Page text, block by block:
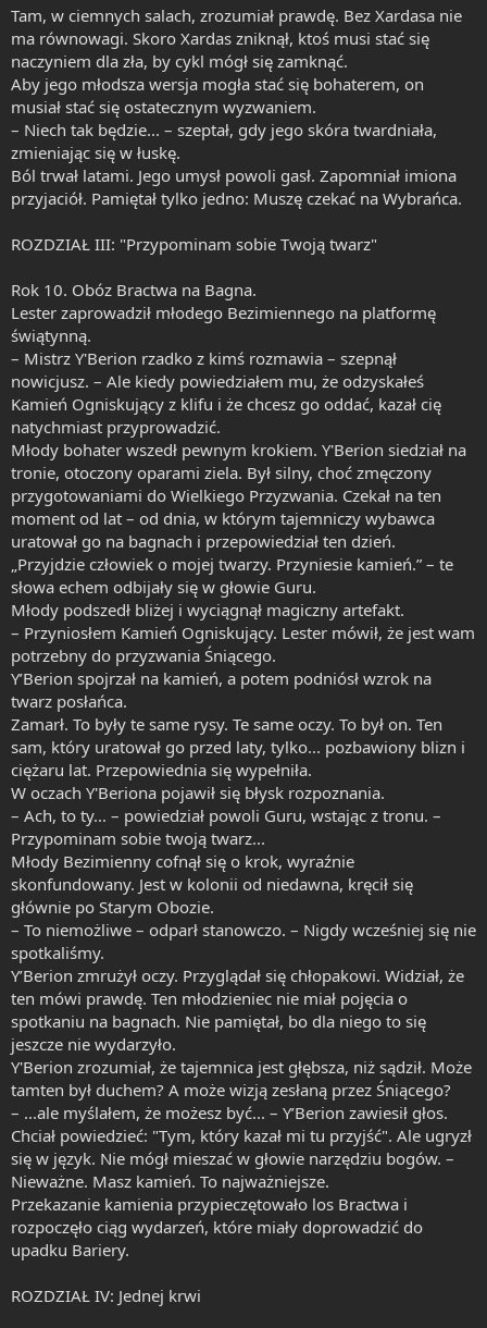
Tam, w ciemnych salach, zrozumiał prawdę. Bez Xardasa nie
ma równowagi. Skoro Xardas zniknął, ktoś musi stać się
naczyniem dla zła, by cykl mógł się zamknąć.
Aby jego młodsza wersja mogła stać się bohaterem, on
musiał stać się ostatecznym wyzwaniem.
– Niech tak będzie... – szeptał, gdy jego skóra twardniała,
zmieniając się w łuskę.
Ból trwał latami. Jego umysł powoli gasł. Zapomniał imiona
przyjaciół. Pamiętał tylko jedno: Muszę czekać na Wybrańca.
ROZDZIAŁ III: "Przypominam sobie Twoją twarz"
Rok 10. Obóz Bractwa na Bagna.
Lester zaprowadził młodego Bezimiennego na platformę
świątynną.
– Mistrz Y'Berion rzadko z kimś rozmawia – szepnął
nowicjusz. – Ale kiedy powiedziałem mu, że odzyskałeś
Kamień Ogniskujący z klifu i że chcesz go oddać, kazał cię
natychmiast przyprowadzić.
Młody bohater wszedł pewnym krokiem. Y'Berion siedział na
tronie, otoczony oparami ziela. Był silny, choć zmęczony
przygotowaniami do Wielkiego Przyzwania. Czekał na ten
moment od lat – od dnia, w którym tajemniczy wybawca
uratował go na bagnach i przepowiedział ten dzień.
„Przyjdzie człowiek o mojej twarzy. Przyniesie kamień.” – te
słowa echem odbijały się w głowie Guru.
Młody podszedł bliżej i wyciągnął magiczny artefakt.
– Przyniosłem Kamień Ogniskujący. Lester mówił, że jest wam
potrzebny do przyzwania Śniącego.
Y’Berion spojrzał na kamień, a potem podniósł wzrok na
twarz posłańca.
Zamarł. To były te same rysy. Te same oczy. To był on. Ten
sam, który uratował go przed laty, tylko... pozbawiony blizn i
ciężaru lat. Przepowiednia się wypełniła.
W oczach Y'Beriona pojawił się błysk rozpoznania.
– Ach, to ty... – powiedział powoli Guru, wstając z tronu. –
Przypominam sobie twoją twarz...
Młody Bezimienny cofnął się o krok, wyraźnie
skonfundowany. Jest w kolonii od niedawna, kręcił się
głównie po Starym Obozie.
– To niemożliwe – odparł stanowczo. – Nigdy wcześniej się nie
spotkaliśmy.
Y’Berion zmrużył oczy. Przyglądał się chłopakowi. Widział, że
ten mówi prawdę. Ten młodzieniec nie miał pojęcia o
spotkaniu na bagnach. Nie pamiętał, bo dla niego to się
jeszcze nie wydarzyło.
Y'Berion zrozumiał, że tajemnica jest głębsza, niż sądził. Może
tamten był duchem? A może wizją zesłaną przez Śniącego?
– ...ale myślałem, że możesz być... – Y’Berion zawiesił głos.
Chciał powiedzieć: "Tym, który kazał mi tu przyjść". Ale ugryzł
się w język. Nie mógł mieszać w głowie narzędziu bogów. –
Nieważne. Masz kamień. To najważniejsze.
Przekazanie kamienia przypieczętowało los Bractwa i
rozpoczęło ciąg wydarzeń, które miały doprowadzić do
upadku Bariery.
ROZDZIAŁ IV: Jednej krwi